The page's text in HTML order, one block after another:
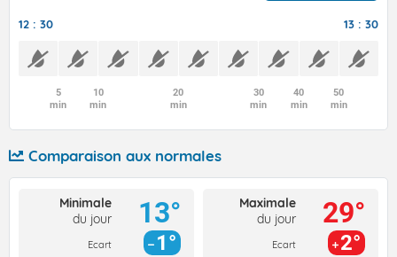
12 : 30 13 : 30
5
min
10
min
20
min
30
min
40
min
50
min
Comparaison aux normales
Minimale
du jour
Ecart
13°
1°
Maximale
du jour
Ecart
29°
2°